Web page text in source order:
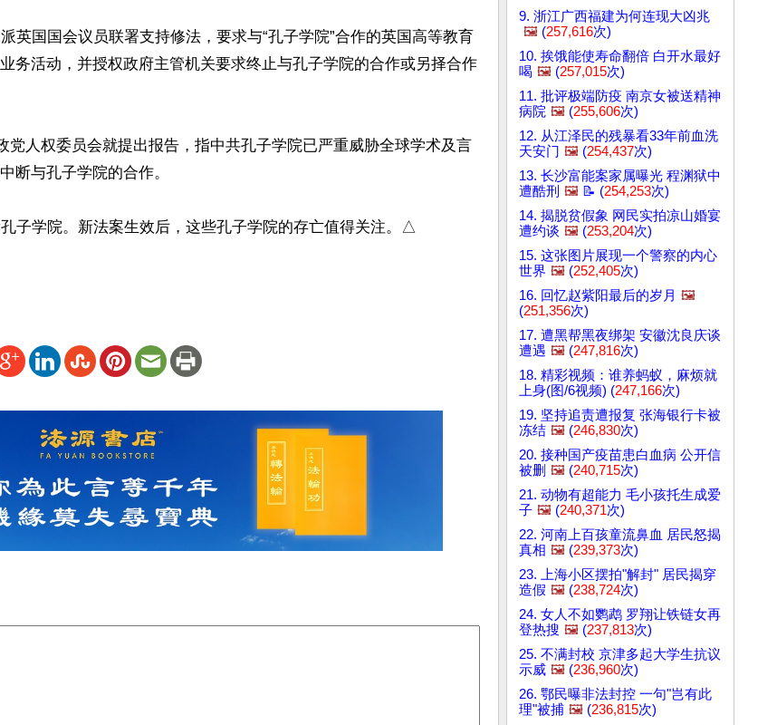
英国国会议员联署支持修法，要求与“孔子学院”合作的英国高等教育
务活动，并授权政府主管机关要求终止与孔子学院的合作或另择合作
党人权委员会就提出报告，指中共孔子学院已严重威胁全球学术及言
断与孔子学院的合作。
子学院。新法案生效后，这些孔子学院的存亡值得关注。△
9. 浙江广西福建为何连现大凶兆
🖼️ (257,616次)
10. 挨饿能使寿命翻倍 白开水最好
喝 🖼️ (257,015次)
11. 批评极端防疫 南京女被送精神
病院 🖼️ (255,606次)
12. 从江泽民的残暴看33年前血洗
天安门 🖼️ (254,437次)
13. 长沙富能案家属曝光 程渊狱中
遭酷刑 🖼️ 📝 (254,253次)
14. 揭脱贫假象 网民实拍凉山婚宴
遭约谈 🖼️ (253,204次)
15. 这张图片展现一个警察的内心
世界 🖼️ (252,405次)
16. 回忆赵紫阳最后的岁月 🖼️
(251,356次)
17. 遭黑帮黑夜绑架 安徽沈良庆谈
遭遇 🖼️ (247,816次)
18. 精彩视频：谁养蚂蚁，麻烦就
上身(图/6视频) (247,166次)
19. 坚持追责遭报复 张海银行卡被
冻结 🖼️ (246,830次)
20. 接种国产疫苗患白血病 公开信
被删 🖼️ (240,715次)
21. 动物有超能力 毛小孩托生成爱
子 🖼️ (240,371次)
22. 河南上百孩童流鼻血 居民怒揭
真相 🖼️ (239,373次)
23. 上海小区摆拍"解封" 居民揭穿
造假 🖼️ (238,724次)
24. 女人不如鹦鹉 罗翔让铁链女再
登热搜 🖼️ (237,813次)
25. 不满封校 京津多起大学生抗议
示威 🖼️ (236,960次)
26. 鄂民曝非法封控 一句"岂有此
理"被捕 🖼️ (236,815次)